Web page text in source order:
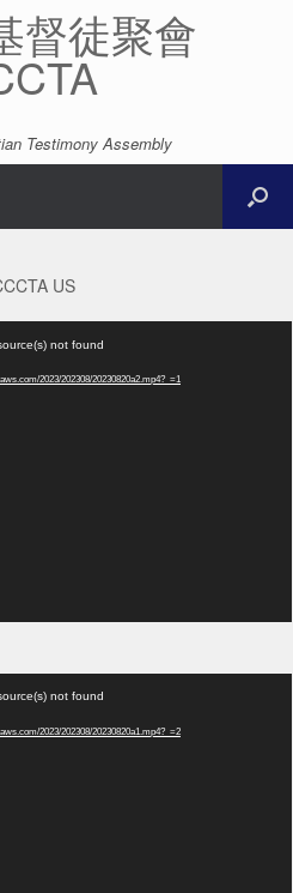
督徒聚會
Testimony Assembly
US
not found
2023/202308/20230820a2.mp4?_=1
not found
2023/202308/20230820a1.mp4?_=2